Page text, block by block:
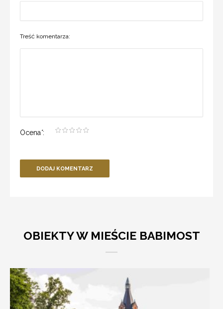
Treść komentarza:
Ocena*:
DODAJ KOMENTARZ
OBIEKTY W MIEŚCIE BABIMOST